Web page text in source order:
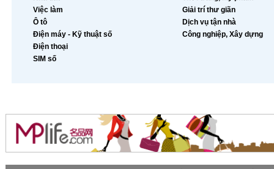
Việc làm
Ô tô
Điện máy - Kỹ thuật số
Điện thoại
SIM số
Giải trí thư giãn
Dịch vụ tận nhà
Công nghiệp, Xây dựng